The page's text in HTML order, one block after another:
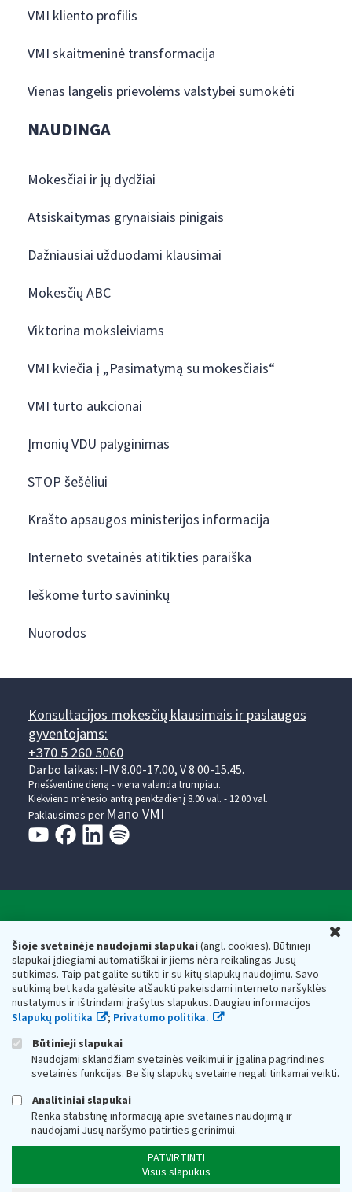
Šioje svetainėje naudojami slapukai(angl. cookies). Būtinieji
slapukai įdiegiami automatiškai ir jiems nėra reikalingas Jūsų
sutikimas. Taip pat galite sutikti ir su kitų slapukų naudojimu. Savo
sutikimą bet kada galėsite atšaukti pakeisdami interneto naršyklės
nustatymus ir ištrindami įrašytus slapukus. Daugiau informacijos
Slapukų politika
; Privatumo politika.
Būtinieji slapukai
Naudojami sklandžiam svetainės veikimui ir įgalina pagrindines
svetainės funkcijas. Be šių slapukų svetainė negali tinkamai veikti.
Analitiniai slapukai
Renka statistinę informaciją apie svetainės naudojimą ir
naudojami Jūsų naršymo patirties gerinimui.
PATVIRTINTI
Visus slapukus
VMI kliento profilis
VMI skaitmeninė transformacija
Vienas langelis prievolėms valstybei sumokėti
NAUDINGA
Mokesčiai ir jų dydžiai
Atsiskaitymas grynaisiais pinigais
Dažniausiai užduodami klausimai
Mokesčių ABC
Viktorina moksleiviams
VMI kviečia į „Pasimatymą su mokesčiais“
VMI turto aukcionai
Įmonių VDU palyginimas
STOP šešėliui
Krašto apsaugos ministerijos informacija
Interneto svetainės atitikties paraiška
Ieškome turto savininkų
Nuorodos
Konsultacijos mokesčių klausimais ir paslaugos
gyventojams:
+370 5 260 5060
Darbo laikas: I-IV 8.00-17.00, V 8.00-15.45.
Prieššventinę dieną - viena valanda trumpiau.
Kiekvieno mėnesio antrą penktadienį 8.00 val. - 12.00 val.
Paklausimas per Mano VMI
Valstybinė mokesčių inspekcija prie Lietuvos
Respublikos finansų ministerijos
Biudžetinė įstaiga. Juridinio asmens kodas — 188659752,
adresas: Vasario 16-osios g. 14, 01107 Vilnius, Lietuva, el.paštas:
vmi@vmi.lt, E. pristatymo dėžutės adresas 188659752
Duomenys apie Valstybinę mokesčių inspekciją prie Lietuvos
Respublikos finansų ministerijos kaupiami ir saugomi Juridinių